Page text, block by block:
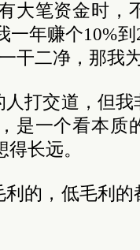
大笔资金时，
一年赚个10%
干二净，那我
打交道，但
是一个看本质
长远。
的，低毛利